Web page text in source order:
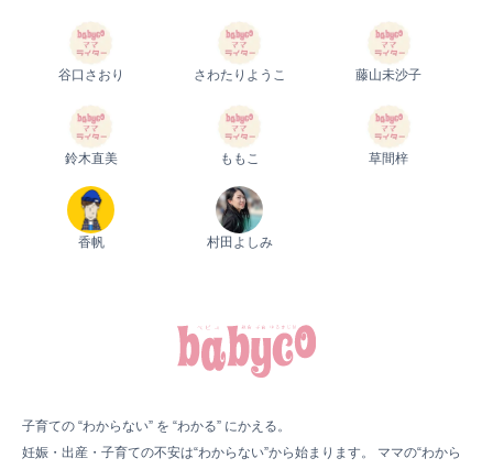
谷口さおり さわたりようこ 藤山未沙子
鈴木直美 ももこ 草間梓
香帆 村田よしみ
子育ての “わからない” を “わかる” にかえる。
妊娠・出産・子育ての不安は“わからない”から始まります。 ママの“わから